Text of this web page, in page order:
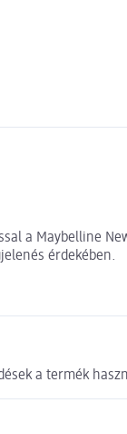
a Maybelline
érdekében.
a termék